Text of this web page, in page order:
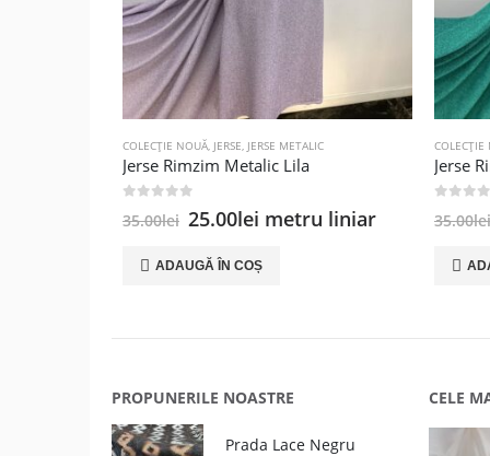
COLECȚIE NOUĂ, JERSE, JERSE METALIC
Jerse Rimzim Metalic Lila
35.00lei Prețul
a
fost:
25.00lei Prețul
este:
25.00lei.
metru liniar
ADAUGĂ ÎN COȘ
COLECȚIE
Jerse
35.00lei
PROPUNERILE NOASTRE
Prada Lace Negru
CELE